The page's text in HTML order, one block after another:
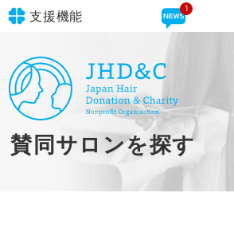
支援機能
文字サイズ 標準
青
やさしいにほんご
1
in simple English
賛同サロンを探す